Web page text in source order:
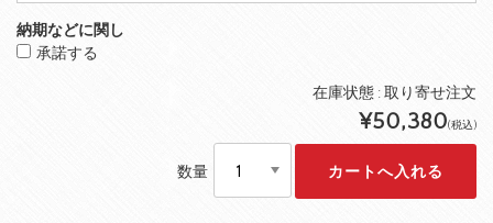
納期などに関し
承諾する
在庫状態 :取り寄せ注文
¥50,380(税込)
数量